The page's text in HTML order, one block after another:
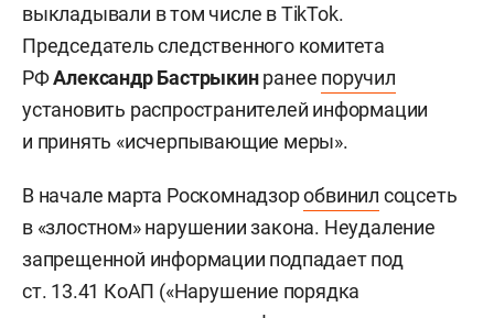
выкладывали в том числе в TikTok.
Председатель следственного комитета
РФАлександр Бастрыкинранее поручил
установить распространителей информации
и принять «исчерпывающие меры».
В начале марта Роскомнадзоробвинил соцсеть
в «злостном» нарушении закона. Неудаление
запрещенной информации подпадает под
ст. 13.41 КоАП («Нарушение порядка